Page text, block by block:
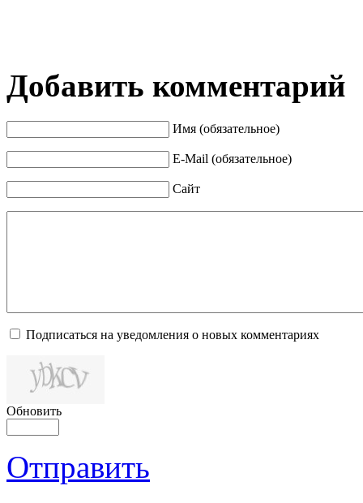
Добавить комментарий
Имя (обязательное)
E-Mail (обязательное)
Сайт
Подписаться на уведомления о новых комментариях
Обновить
Отправить